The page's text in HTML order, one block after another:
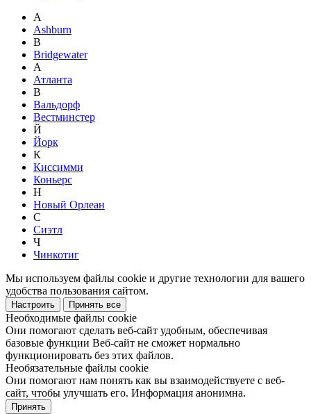
A
Ashburn
B
Bridgewater
А
Атланта
В
Вальдорф
Вестминстер
Й
Йорк
К
Киссимми
Коньерс
Н
Новый Орлеан
С
Сиэтл
Ч
Чинкотиг
Мы используем файлы cookie и другие технологии для вашего
удобства пользования сайтом.
Настроить Принять все
Необходимые файлы cookie
Они помогают сделать веб-сайт удобным, обеспечивая
базовые функции Веб-сайт не сможет нормально
функционировать без этих файлов.
Необязательные файлы cookie
Они помогают нам понять как вы взаимодействуете с веб-
сайт, чтобы улучшать его. Информация анонимна.
Принять